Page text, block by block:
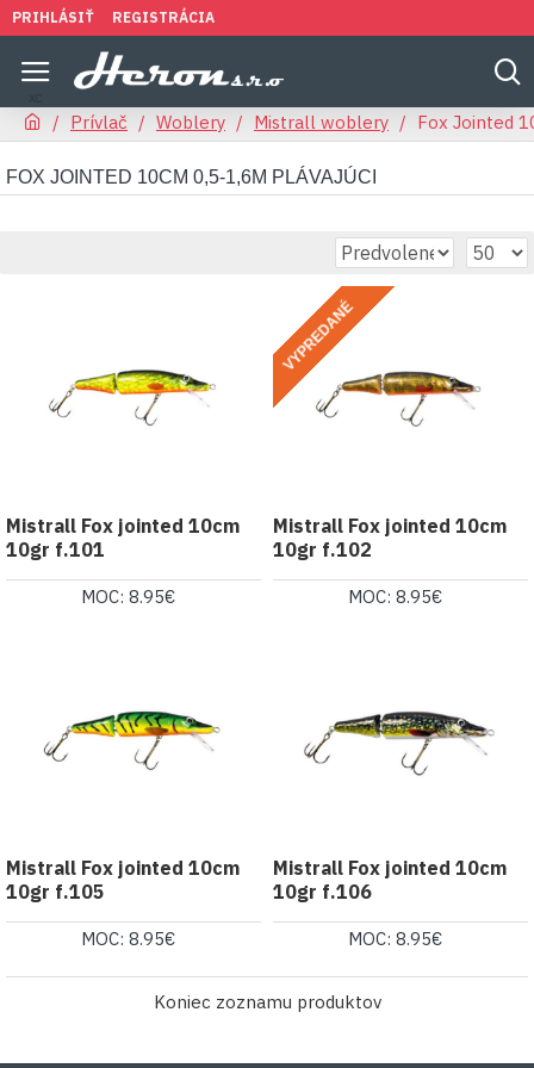
PRIHLÁSIŤ REGISTRÁCIA
Prívlač Woblery Mistrall woblery Fox Jointed
FOX JOINTED 10CM 0,5-1,6M PLÁVAJÚCI
Mistrall Fox jointed 10cm
10gr f.101
MOC: 8.95€
VYPREDANÉ
Mistrall Fox jointed 10cm
10gr f.102
MOC: 8.95€
Mistrall Fox jointed 10cm
10gr f.105
MOC: 8.95€
Mistrall Fox jointed 10cm
10gr f.106
MOC: 8.95€
Koniec zoznamu produktov